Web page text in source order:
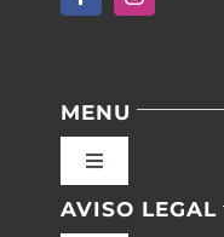
MENU
Toggle
Inicio
AVISO LEGAL